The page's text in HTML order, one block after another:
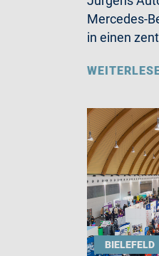
Mercedes-
in einen
BIELEFELD